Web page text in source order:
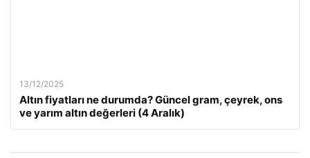
13/12/2025
Altın fiyatları ne durumda? Güncel gram, çeyrek, ons
ve yarım altın değerleri (4 Aralık)